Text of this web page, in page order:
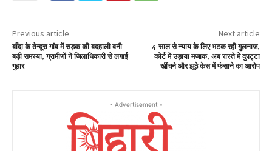
Previous article
बाँदा के तेन्दूरा गांव में सड़क की बदहाली बनी
बड़ी समस्या, ग्रामीणों ने जिलाधिकारी से लगाई
गुहार
Next article
4 साल से न्याय के लिए भटक रही गुलनाज,
कोर्ट में उड़ाया मजाक, अब रास्ते में दुपट्टा
खींचने और झूठे केस में फंसाने का आरोप
- Advertisement -